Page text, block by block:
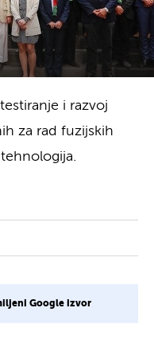
i razvoj
za rad fuzijskih
Google izvor